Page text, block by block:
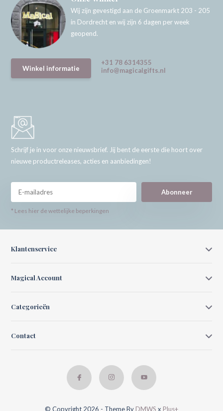
Wij zijn gevestigd aan de Groenmarkt 203 - 205
in Dordrecht en wij zijn 6 dagen per week
geopend.
Winkel informatie
+31 78 6314355
info@magicalgifts.nl
Schrijf je in voor onze nieuwsbrief. Jij bent de eerste die hoort over
nieuwe productreleases, acties en aanbiedingen!
Abonneer
* Lees hier de wettelijke beperkingen
Klantenservice
Magical Account
Categorieën
Contact
© Copyright 2026 - Theme By DMWS x Plus+